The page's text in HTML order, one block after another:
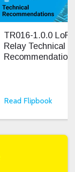
TR016-1.0.0
Relay Technical
Read Flipbook